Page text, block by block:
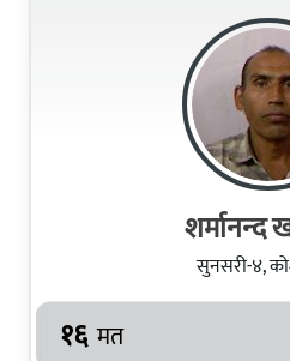
शर्मानन्‍द
सुनसरी-४,
१६ मत